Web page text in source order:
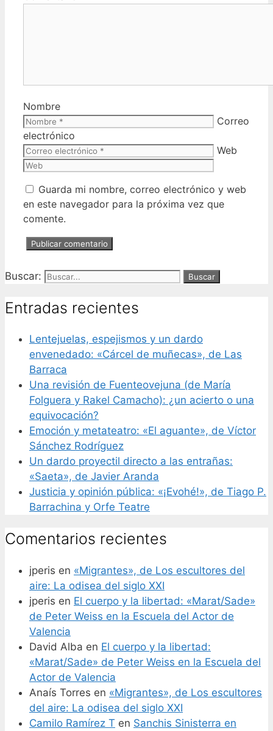
Nombre
Correo
electrónico
Web
Guarda mi nombre, correo electrónico y web
en este navegador para la próxima vez que
comente.
Buscar:
Entradas recientes
Lentejuelas, espejismos y un dardo
envenedado: «Cárcel de muñecas», de Las
Barraca
Una revisión de Fuenteovejuna (de María
Folguera y Rakel Camacho): ¿un acierto o una
equivocación?
Emoción y metateatro: «El aguante», de Víctor
Sánchez Rodríguez
Un dardo proyectil directo a las entrañas:
«Saeta», de Javier Aranda
Justicia y opinión pública: «¡Evohé!», de Tiago P.
Barrachina y Orfe Teatre
Comentarios recientes
jperis en «Migrantes», de Los escultores del
aire: La odisea del siglo XXI
jperis en El cuerpo y la libertad: «Marat/Sade»
de Peter Weiss en la Escuela del Actor de
Valencia
David Alba en El cuerpo y la libertad:
«Marat/Sade» de Peter Weiss en la Escuela del
Actor de Valencia
Anaís Torres en «Migrantes», de Los escultores
del aire: La odisea del siglo XXI
Camilo Ramírez T en Sanchis Sinisterra en